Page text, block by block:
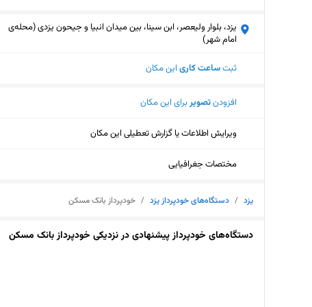
یزد، بلوار ولیعصر، ابن سینا، بین میدان انبیا و جیحون یزدی (محله‌ی
امام شهر)
ثبتساعت کاری این مکان
افزودنتصویربرای این مکان
ویرایش اطلاعات یا گزارش تعطیلی این مکان
مختصات جغرافیایی
یزد / دستگاه‌های خودپرداز یزد / خودپرداز بانک مسکن
دستگاه‌های خودپرداز پیشنهادی در نزدیکی خودپرداز بانک مسکن